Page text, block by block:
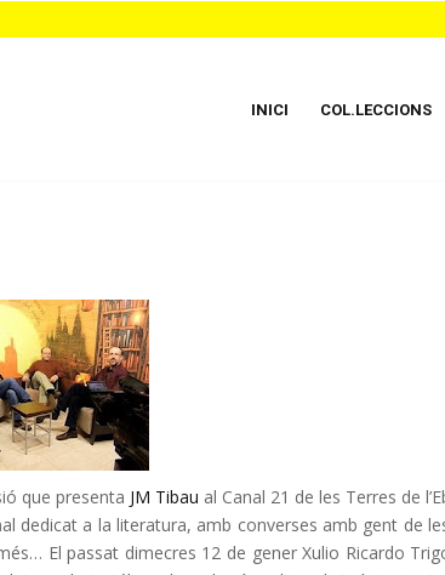
INICI COL.LECCIONS
que presenta JM Tibau al Canal 21 de les Terres de
dedicat a la literatura, amb converses amb gent de
El passat dimecres 12 de gener Xulio Ricardo